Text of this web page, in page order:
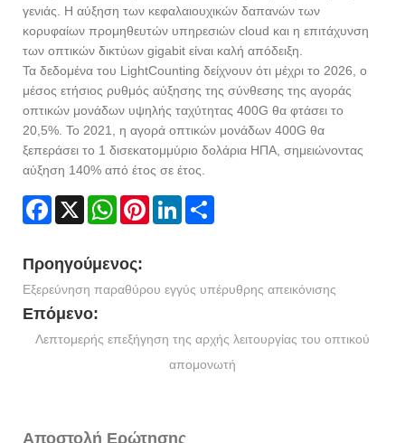
γενιάς. Η αύξηση των κεφαλαιουχικών δαπανών των
κορυφαίων προμηθευτών υπηρεσιών cloud και η επιτάχυνση
των οπτικών δικτύων gigabit είναι καλή απόδειξη.
Τα δεδομένα του LightCounting δείχνουν ότι μέχρι το 2026, ο
μέσος ετήσιος ρυθμός αύξησης της σύνθεσης της αγοράς
οπτικών μονάδων υψηλής ταχύτητας 400G θα φτάσει το
20,5%. Το 2021, η αγορά οπτικών μονάδων 400G θα
ξεπεράσει το 1 δισεκατομμύριο δολάρια ΗΠΑ, σημειώνοντας
αύξηση 140% από έτος σε έτος.
Facebook
X WhatsAppPinterestLinkedIn
Προηγούμενος:
Εξερεύνηση παραθύρου εγγύς υπέρυθρης απεικόνισης
Επόμενο:
Λεπτομερής επεξήγηση της αρχής λειτουργίας του οπτικού
απομονωτή
Αποστολή Ερώτησης